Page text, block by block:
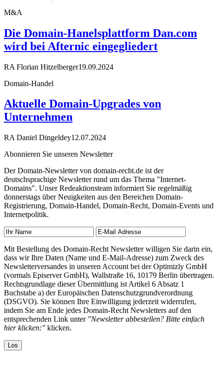
M&A
Die Domain-Hanelsplattform Dan.com
wird bei Afternic eingegliedert
RA Florian Hitzelberger19.09.2024
Domain-Handel
Aktuelle Domain-Upgrades von
Unternehmen
RA Daniel Dingeldey12.07.2024
Abonnieren Sie unseren Newsletter
Der Domain-Newsletter von domain-recht.de ist der
deutschsprachige Newsletter rund um das Thema "Internet-
Domains". Unser Redeaktionsteam informiert Sie regelmäßig
donnerstags über Neuigkeiten aus den Bereichen Domain-
Registrierung, Domain-Handel, Domain-Recht, Domain-Events und
Internetpolitik.
Mit Bestellung des Domain-Recht Newsletter willigen Sie darin ein,
dass wir Ihre Daten (Name und E-Mail-Adresse) zum Zweck des
Newsletterversandes in unseren Account bei der Optimizly GmbH
(vormals Episerver GmbH), Wallstraße 16, 10179 Berlin übertragen.
Rechtsgrundlage dieser Übermittlung ist Artikel 6 Absatz 1
Buchstabe a) der Europäischen Datenschutzgrundverordnung
(DSGVO). Sie können Ihre Einwilligung jederzeit widerrufen,
indem Sie am Ende jedes Domain-Recht Newsletters auf den
entsprechenden Link unter "Newsletter abbestellen? Bitte einfach
hier klicken:" klicken.